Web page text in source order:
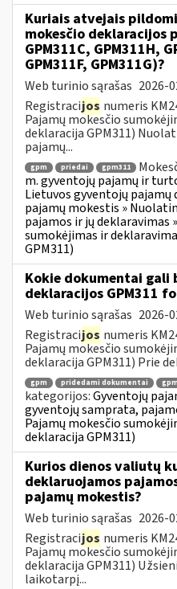
Kuriais atvejais
mokesčio deklaracijos
GPM311C, GPM311H,
GPM311F, GPM311G)?
Web turinio sąrašas 2026-
Registracijos numeris
Pajamų mokesčio
deklaracija GPM311)
pajamų...
gpm priedai gpm311
m. gyventojų pajamų ir
Lietuvos gyventojų pajamų
pajamų mokestis »
pajamos ir jų deklaravimas
sumokėjimas ir
GPM311)
Kokie dokumentai
deklaracijos GPM311
Web turinio sąrašas 2026-
Registracijos numeris
Pajamų mokesčio
deklaracija GPM311) Prie
gpm pridedami dokumentai
kategorijos:Gyventojų
gyventojų samprata,
Pajamų mokesčio
deklaracija GPM311)
Kurios dienos valiutų
deklaruojamos
pajamų mokestis?
Web turinio sąrašas 2026-
Registracijos numeris
Pajamų mokesčio
deklaracija GPM311)
laikotarpį...